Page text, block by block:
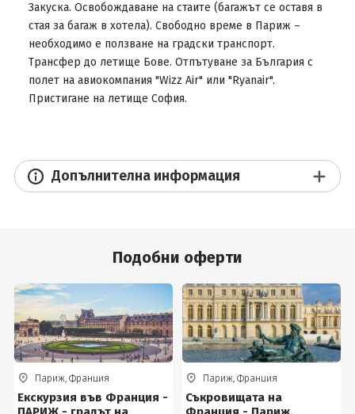
Закуска. Освобождаване на стаите (багажът се оставя в
стая за багаж в хотела). Свободно време в Париж –
необходимо е ползване на градски транспорт.
Трансфер до летище Бове. Отпътуване за България с
полет на авиокомпания "Wizz Air" или "Ryanair".
Пристигане на летище София.
Допълнителна информация
Подобни оферти
Париж, Франция
Екскурзия във Франция -
Париж, Франция
Съкровищата на